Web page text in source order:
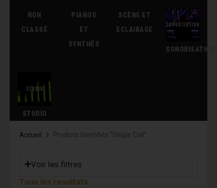
NON
CLASSÉ
PIANOS
ET
SYNTHÉS
SCÈNE ET
ECLAIRAGE
SONORISATION
STUDIO
Accueil Produits Identifiés “snigle Coil”
Voir les filtres
Tous les resultats